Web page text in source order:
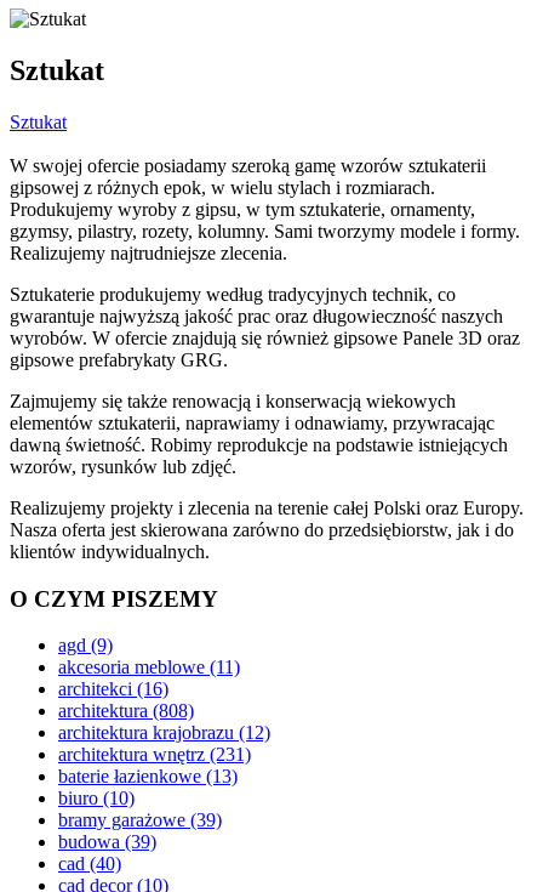
Sztukat
Sztukat
W swojej ofercie posiadamy szeroką gamę wzorów sztukaterii
gipsowej z różnych epok, w wielu stylach i rozmiarach.
Produkujemy wyroby z gipsu, w tym sztukaterie, ornamenty,
gzymsy, pilastry, rozety, kolumny. Sami tworzymy modele i formy.
Realizujemy najtrudniejsze zlecenia.
Sztukaterie produkujemy według tradycyjnych technik, co
gwarantuje najwyższą jakość prac oraz długowieczność naszych
wyrobów. W ofercie znajdują się również gipsowe Panele 3D oraz
gipsowe prefabrykaty GRG.
Zajmujemy się także renowacją i konserwacją wiekowych
elementów sztukaterii, naprawiamy i odnawiamy, przywracając
dawną świetność. Robimy reprodukcje na podstawie istniejących
wzorów, rysunków lub zdjęć.
Realizujemy projekty i zlecenia na terenie całej Polski oraz Europy.
Nasza oferta jest skierowana zarówno do przedsiębiorstw, jak i do
klientów indywidualnych.
O CZYM PISZEMY
agd (9)
akcesoria meblowe (11)
architekci (16)
architektura (808)
architektura krajobrazu (12)
architektura wnętrz (231)
baterie łazienkowe (13)
biuro (10)
bramy garażowe (39)
budowa (39)
cad (40)
cad decor(10)